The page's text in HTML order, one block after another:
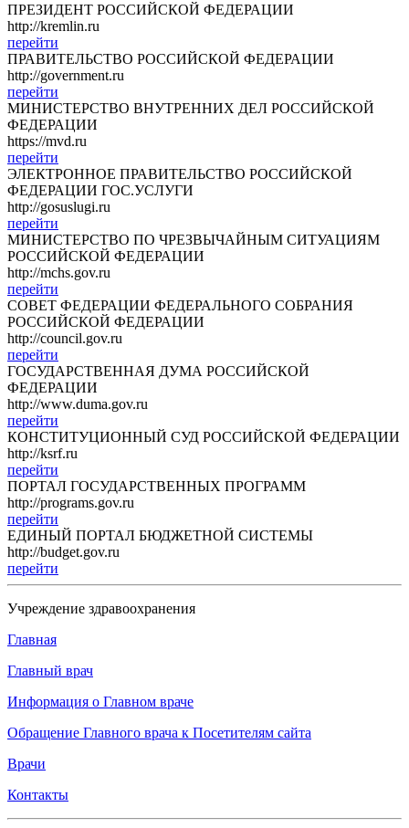
ПРЕЗИДЕНТ РОССИЙСКОЙ ФЕДЕРАЦИИ
http://kremlin.ru
перейти
ПРАВИТЕЛЬСТВО РОССИЙСКОЙ ФЕДЕРАЦИИ
http://government.ru
перейти
МИНИСТЕРСТВО ВНУТРЕННИХ ДЕЛ РОССИЙСКОЙ
ФЕДЕРАЦИИ
https://mvd.ru
перейти
ЭЛЕКТРОННОЕ ПРАВИТЕЛЬСТВО РОССИЙСКОЙ
ФЕДЕРАЦИИ ГОС.УСЛУГИ
http://gosuslugi.ru
перейти
МИНИСТЕРСТВО ПО ЧРЕЗВЫЧАЙНЫМ СИТУАЦИЯМ
РОССИЙСКОЙ ФЕДЕРАЦИИ
http://mchs.gov.ru
перейти
СОВЕТ ФЕДЕРАЦИИ ФЕДЕРАЛЬНОГО СОБРАНИЯ
РОССИЙСКОЙ ФЕДЕРАЦИИ
http://council.gov.ru
перейти
ГОСУДАРСТВЕННАЯ ДУМА РОССИЙСКОЙ
ФЕДЕРАЦИИ
http://www.duma.gov.ru
перейти
КОНСТИТУЦИОННЫЙ СУД РОССИЙСКОЙ ФЕДЕРАЦИИ
http://ksrf.ru
перейти
ПОРТАЛ ГОСУДАРСТВЕННЫХ ПРОГРАММ
http://programs.gov.ru
перейти
ЕДИНЫЙ ПОРТАЛ БЮДЖЕТНОЙ СИСТЕМЫ
http://budget.gov.ru
перейти
Учреждение здравоохранения
Главная
Главный врач
Информация о Главном враче
Обращение Главного врача к Посетителям сайта
Врачи
Контакты